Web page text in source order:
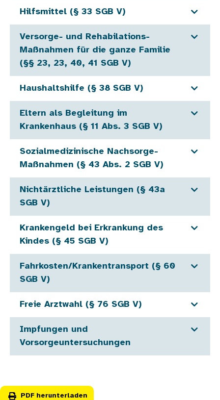
Hilfsmittel (§ 33 SGB V)
Versorge- und Rehabilations-
Maßnahmen für die ganze Familie
(§§ 23, 23, 40, 41 SGB V)
Haushaltshilfe (§ 38 SGB V)
Eltern als Begleitung im
Krankenhaus (§ 11 Abs. 3 SGB V)
Sozialmedizinische Nachsorge-
Maßnahmen (§ 43 Abs. 2 SGB V)
Nichtärztliche Leistungen (§ 43a
SGB V)
Krankengeld bei Erkrankung des
Kindes (§ 45 SGB V)
Fahrkosten/Krankentransport (§ 60
SGB V)
Freie Arztwahl (§ 76 SGB V)
Impfungen und
Vorsorgeuntersuchungen
PDF herunterladen